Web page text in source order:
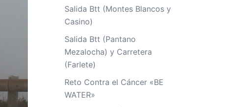
Salida Btt (Montes Blancos y
Casino)
Salida Btt (Pantano
Mezalocha) y Carretera
(Farlete)
Reto Contra el Cáncer «BE
WATER»